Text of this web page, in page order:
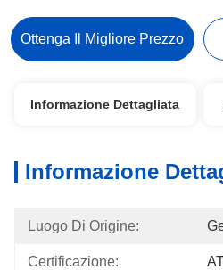
Ottenga Il Migliore Prezzo
Informazione Dettagliata
Informazione
Luogo Di Origine:
Certificazione: